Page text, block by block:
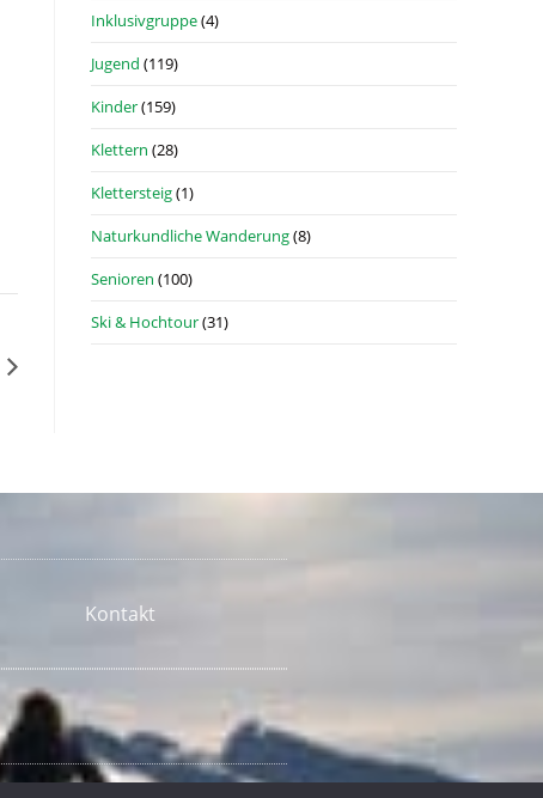
Inklusivgruppe(4)
Jugend (119)
Kinder(159)
Klettern (28)
Klettersteig(1)
Naturkundliche Wanderung(8)
Senioren (100)
Ski & Hochtour(31)
Kontakt